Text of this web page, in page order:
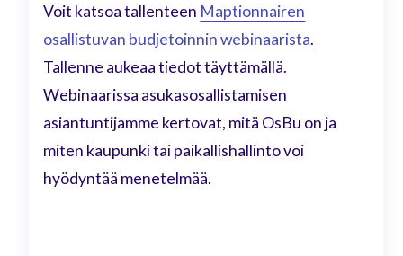
Voit katsoa tallenteen Maptionnairen
osallistuvan budjetoinnin webinaarista.
Tallenne aukeaa tiedot täyttämällä.
Webinaarissa asukasosallistamisen
asiantuntijamme kertovat, mitä OsBu on ja
miten kaupunki tai paikallishallinto voi
hyödyntää menetelmää.